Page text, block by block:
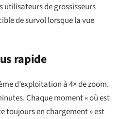
utilisateurs de grossisseurs
de survol lorsque la vue
rapide
d’exploitation à 4× de zoom.
Chaque moment « où est
toujours en chargement » est